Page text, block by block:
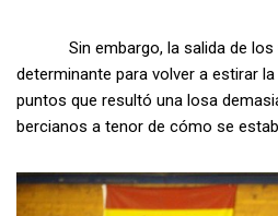
Sin embargo, la salida de los
determinante para volver a estirar
puntos que resultó una losa
bercianos a tenor de cómo se